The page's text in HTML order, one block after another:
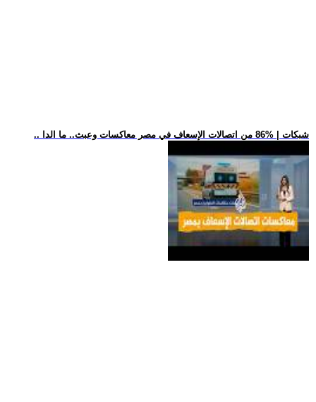
.. شبكات | %86 من اتصالات الإسعاف في مصر معاكسات وعبث.. ما الدا